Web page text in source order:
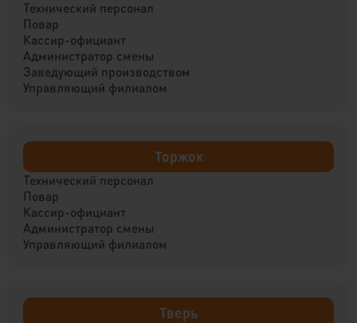
Технический персонал
Повар
Кассир-официант
Администратор смены
Заведующий производством
Управляющий филиалом
Торжок
Технический персонал
Повар
Кассир-официант
Администратор смены
Управляющий филиалом
Тверь